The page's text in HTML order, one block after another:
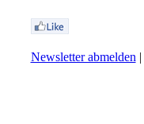
Newsletter abmelden|